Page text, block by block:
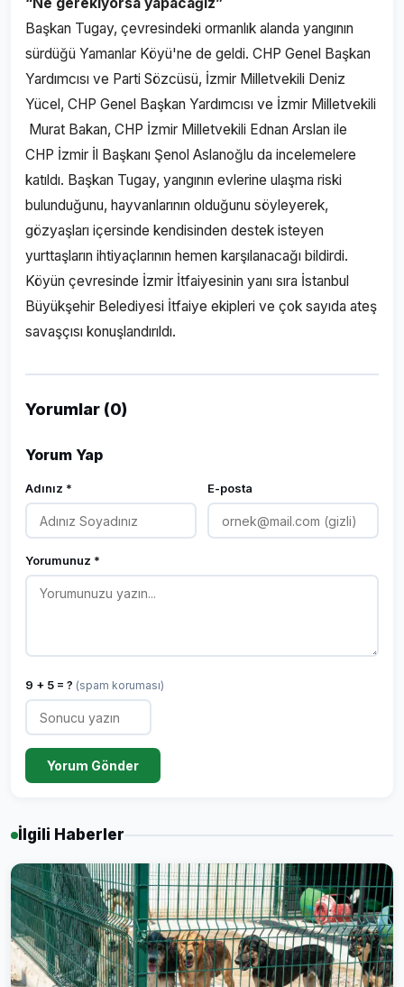
Başkan Tugay, çevresindeki ormanlık alanda yangının
sürdüğü Yamanlar Köyü'ne de geldi. CHP Genel Başkan
Yardımcısı ve Parti Sözcüsü, İzmir Milletvekili Deniz
Yücel, CHP Genel Başkan Yardımcısı ve İzmir Milletvekili
Murat Bakan, CHP İzmir Milletvekili Ednan Arslan ile
CHP İzmir İl Başkanı Şenol Aslanoğlu da incelemelere
katıldı. Başkan Tugay, yangının evlerine ulaşma riski
bulunduğunu, hayvanlarının olduğunu söyleyerek,
gözyaşları içersinde kendisinden destek isteyen
yurttaşların ihtiyaçlarının hemen karşılanacağı bildirdi.
Köyün çevresinde İzmir İtfaiyesinin yanı sıra İstanbul
Büyükşehir Belediyesi İtfaiye ekipleri ve çok sayıda ateş
savaşçısı konuşlandırıldı.
Yorumlar (0)
Yorum Yap
Adınız * E-posta
Yorumunuz *
9 + 5 = ? (spam koruması)
Yorum Gönder
İlgili Haberler